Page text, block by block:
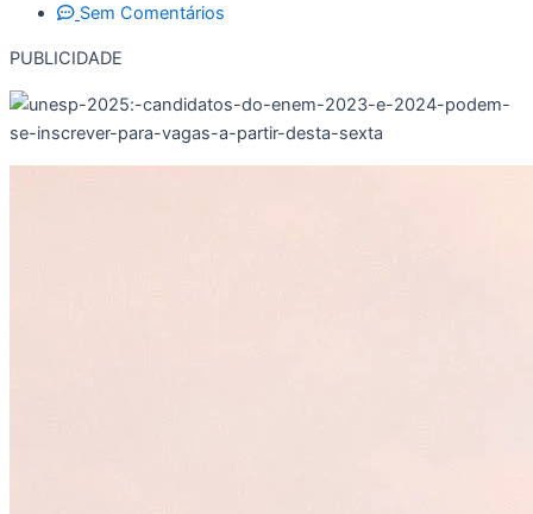
Sem Comentários
PUBLICIDADE